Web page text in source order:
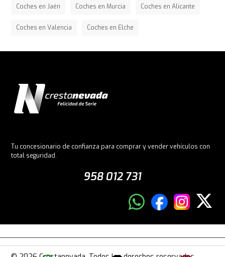
Coches en Jaén Coches en Murcia Coches en Alicante
Coches en Valencia Coches en Elche
Tu concesionario de confianza para comprar y vender vehículos con
total seguridad.
958 012 731